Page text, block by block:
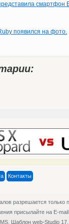
смартфон
появился на фото.
Контакты
разрешается только
присылайте на E-mail:
Шаблон web-Studio 17.